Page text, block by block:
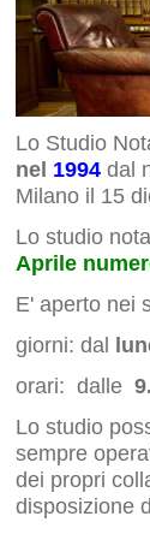
Lo Studio
nel 1994 dal
Milano il 15
Lo studio
Aprile
E' aperto nei
giorni:dal
orari: dalle
Lo studio
sempre
dei propri
disposizione